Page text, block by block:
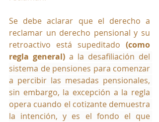
Se debe aclarar que el derecho a
reclamar un derecho pensional y su
retroactivo está supeditado (como
regla general) a la desafiliación del
sistema de pensiones para comenzar
a percibir las mesadas pensionales,
sin embargo, la excepción a la regla
opera cuando el cotizante demuestra
la intención, y es el fondo el que